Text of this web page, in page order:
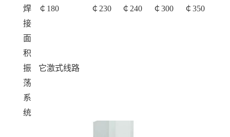
焊
接
面
积
￠180 ￠230 ￠240 ￠300 ￠350
振
荡
系
统
它激式线路